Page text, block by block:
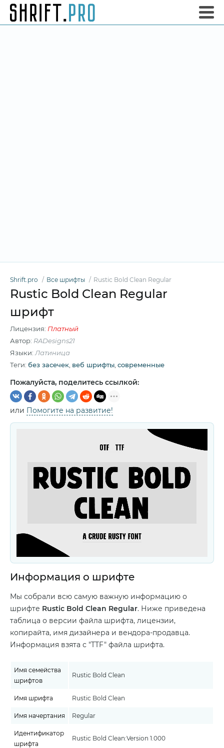
Shrift.pro Все шрифты Rustic Bold Clean Regular
Rustic Bold Clean Regular
шрифт
Лицензия: Платный
Автор: RADesigns21
Языки: Латиница
Теги: без засечек веб шрифты современные
Пожалуйста, поделитесь ссылкой:
или Помогите на развитие!
Информация о шрифте
Мы собрали всю самую важную информацию о
шрифте Rustic Bold Clean Regular. Ниже приведена
таблица о версии файла шрифта, лицензии,
копирайта, имя дизайнера и вендора-продавца.
Информация взята с "TTF" файла шрифта.
Имя семейства
шрифтов
Rustic Bold Clean
Имя шрифта Rustic Bold Clean
Имя начертания Regular
Идентификатор
шрифта
Rustic Bold Clean:Version 1.000